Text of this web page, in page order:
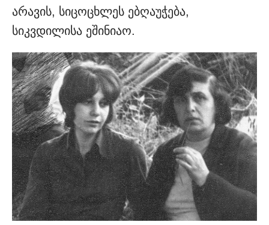
არავის, სიცოცხლეს ებღაუჭება,
სიკვდილისა ეშინიაო.